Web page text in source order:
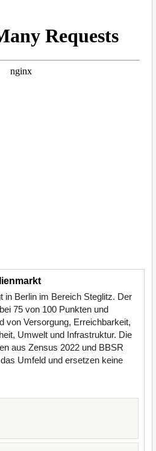
in Berlin im Bereich Steglitz. Der
75 von 100 Punkten und
von Versorgung, Erreichbarkeit,
Umwelt und Infrastruktur. Die
aus Zensus 2022 und BBSR
Umfeld und ersetzen keine